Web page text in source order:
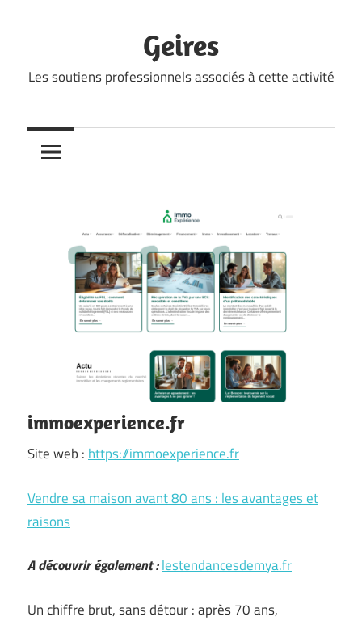
Geires
Les soutiens professionnels associés à cette activité
immoexperience.fr
Site web : https://immoexperience.fr
Vendre sa maison avant 80 ans : les avantages et
raisons
A découvrir également :lestendancesdemya.fr
Un chiffre brut, sans détour : après 70 ans,